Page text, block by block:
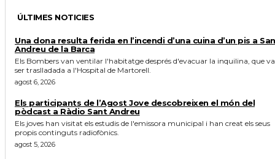
ÚLTIMES NOTICIES
Una dona resulta ferida en l’incendi d’una cuina d’un pis a
Andreu de la Barca
Els Bombers van ventilar l'habitatge després d'evacuar la inquilina, que va
ser traslladada a l'Hospital de Martorell.
agost 6, 2026
Els participants de l’Agost Jove descobreixen el món del
pòdcast a Ràdio Sant Andreu
Els joves han visitat els estudis de l'emissora municipal i han creat els seus
propis continguts radiofònics.
agost 5, 2026